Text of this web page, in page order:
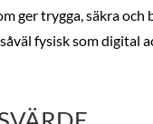
ger trygga, säkra och
fysisk som digital